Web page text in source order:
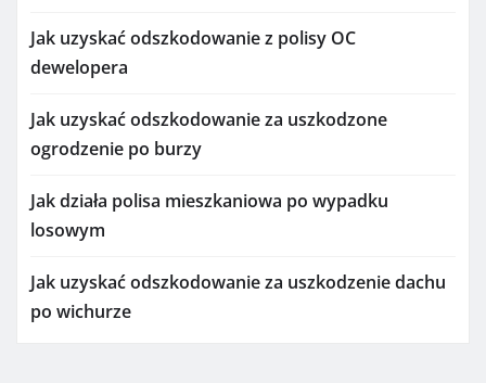
Jak uzyskać odszkodowanie z polisy OC
dewelopera
Jak uzyskać odszkodowanie za uszkodzone
ogrodzenie po burzy
Jak działa polisa mieszkaniowa po wypadku
losowym
Jak uzyskać odszkodowanie za uszkodzenie dachu
po wichurze